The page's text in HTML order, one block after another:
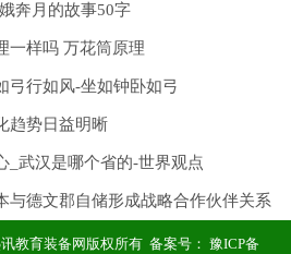
奔月的故事50字
一样吗 万花筒原理
弓行如风-坐如钟卧如弓
趋势日益明晰
_武汉是哪个省的-世界观点
与德文郡自储形成战略合作伙伴关系
教育装备网版权所有 备案号： 豫ICP备